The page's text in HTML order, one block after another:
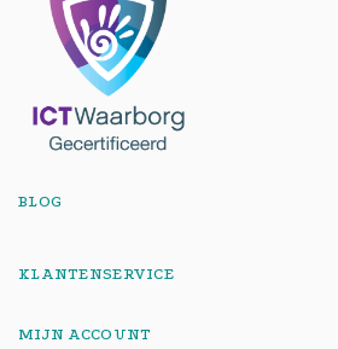
BLOG
KLANTENSERVICE
MIJN ACCOUNT